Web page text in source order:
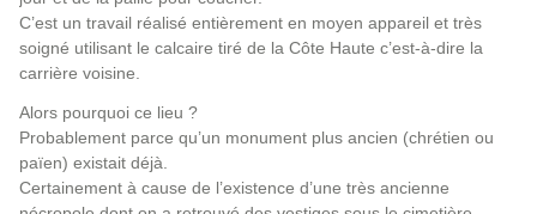
C’est un travail réalisé entièrement en moyen appareil et très
soigné utilisant le calcaire tiré de la Côte Haute c’est-à-dire la
carrière voisine.
Alors pourquoi ce lieu ?
Probablement parce qu’un monument plus ancien (chrétien ou
païen) existait déjà.
Certainement à cause de l’existence d’une très ancienne